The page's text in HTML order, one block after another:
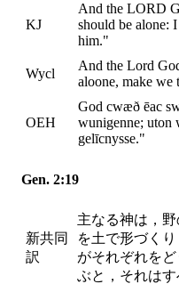
KJ
And the LORD
should be alone:
him."
Wycl
And the Lord
aloone, make
OEH
God cwæð ēac
wunigenne; uton
gelīcnysse."
Gen. 2:19
新共同
訳
主なる神は，
を土で形づく
がそれぞれを
ぶと，それはす